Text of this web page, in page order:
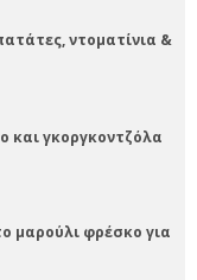
ντοματίνια &
και γκοργκοντζόλα
μαρούλι φρέσκο για